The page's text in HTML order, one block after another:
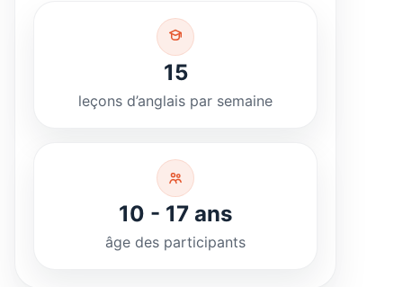
15
leçons d’anglais par semaine
10 - 17 ans
âge des participants